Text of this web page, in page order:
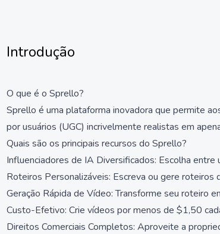
Introdução
O que é o Sprello?
Sprello é uma plataforma inovadora que permite
por usuários (UGC) incrivelmente realistas em
Quais são os principais recursos do Sprello?
Influenciadores de IA Diversificados: Escolha
Roteiros Personalizáveis: Escreva ou gere roteiros
Geração Rápida de Vídeo: Transforme seu roteiro
Custo-Efetivo: Crie vídeos por menos de $1,50
Direitos Comerciais Completos: Aproveite a